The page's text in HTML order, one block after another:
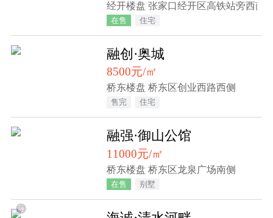
经开楼盘 张家口经开区高铁站旁西南
在售 住宅
融创·奥城
8500元/㎡
桥东楼盘 桥东区创业西路西侧
售完 住宅
融强·御山公馆
11000元/㎡
桥东楼盘 桥东区龙泉广场南侧
在售 别墅